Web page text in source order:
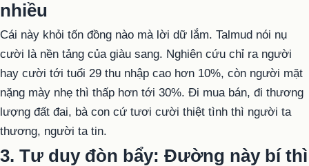
nhiều
Cái này khỏi tốn đồng nào mà lời dữ lắm. Talmud nói nụ
cười là nền tảng của giàu sang. Nghiên cứu chỉ ra người
hay cười tới tuổi 29 thu nhập cao hơn 10%, còn người mặt
nặng mày nhẹ thì thấp hơn tới 30%. Đi mua bán, đi thương
lượng đất đai, bà con cứ tươi cười thiệt tình thì người ta
thương, người ta tin.
3. Tư duy đòn bẩy: Đường này bí thì